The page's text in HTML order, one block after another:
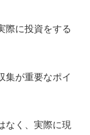
際に投資をする
集が重要なポイ
なく、実際に現